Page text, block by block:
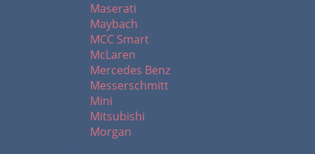
Maserati
Maybach
MCC Smart
McLaren
Mercedes Benz
Messerschmitt
Mini
Mitsubishi
Morgan